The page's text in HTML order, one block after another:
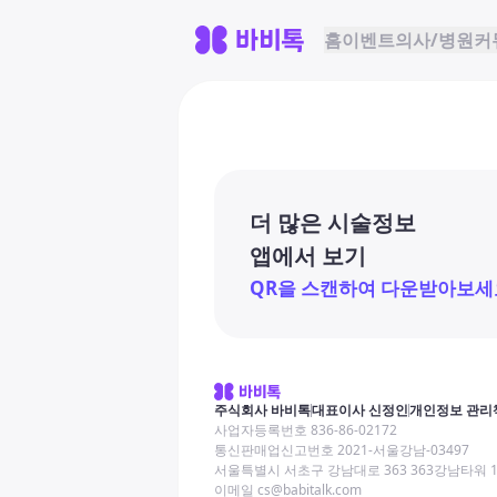
홈이벤트의사/병원커
더 많은 시술정보
앱에서 보기
QR을 스캔하여 다운받아보세
주식회사 바비톡대표이사 신정인개인정보 관리
사업자등록번호 836-86-02172
통신판매업신고번호 2021-서울강남-03497
서울특별시 서초구 강남대로 363 363강남타워
이메일 cs@babitalk.com